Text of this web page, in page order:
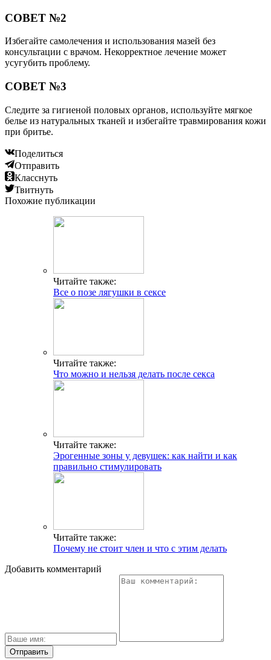
СОВЕТ №2
Избегайте самолечения и использования мазей без
консультации с врачом. Некорректное лечение может
усугубить проблему.
СОВЕТ №3
Следите за гигиеной половых органов, используйте мягкое
белье из натуральных тканей и избегайте травмирования кожи
при бритье.
Поделиться
Отправить
Класснуть
Твитнуть
Похожие публикации
Читайте также:
Все о позе лягушки в сексе
Читайте также:
Что можно и нельзя делать после секса
Читайте также:
Эрогенные зоны у девушек: как найти и как
правильно стимулировать
Читайте также:
Почему не стоит член и что с этим делать
Добавить комментарий